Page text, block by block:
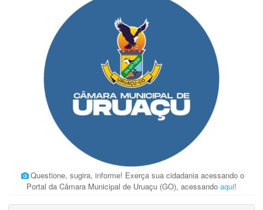
Questione, sugira, informe! Exerça sua cidadania acessando o
Portal da Câmara Municipal de Uruaçu (GO), acessando aqui!